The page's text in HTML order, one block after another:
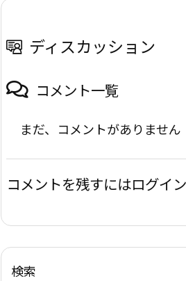
ディスカッション
コメント一覧
まだ、コメントがありません
コメントを残すにはログイ
検索